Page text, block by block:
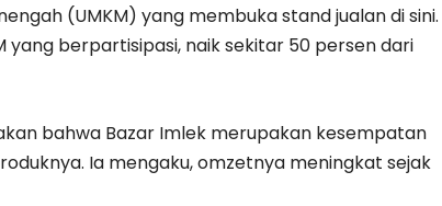
(UMKM) yang membuka stand jualan di sini.
yang berpartisipasi, naik sekitar 50 persen dari
bahwa Bazar Imlek merupakan kesempatan
Ia mengaku, omzetnya meningkat sejak